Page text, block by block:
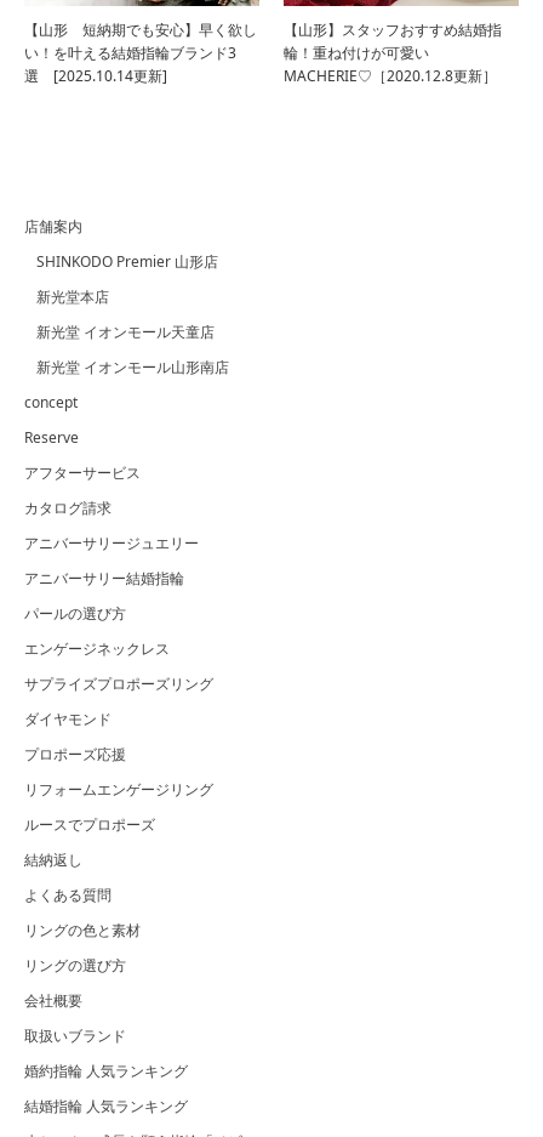
【山形 短納期でも安心】早く欲し
い！を叶える結婚指輪ブランド3
選 [2025.10.14更新]
【山形】スタッフおすすめ結婚指
輪！重ね付けが可愛い
MACHERIE♡［2020.12.8更新］
店舗案内
SHINKODO Premier 山形店
新光堂本店
新光堂 イオンモール天童店
新光堂 イオンモール山形南店
concept
Reserve
アフターサービス
カタログ請求
アニバーサリージュエリー
アニバーサリー結婚指輪
パールの選び方
エンゲージネックレス
サプライズプロポーズリング
ダイヤモンド
プロポーズ応援
リフォームエンゲージリング
ルースでプロポーズ
結納返し
よくある質問
リングの色と素材
リングの選び方
会社概要
取扱いブランド
婚約指輪 人気ランキング
結婚指輪 人気ランキング